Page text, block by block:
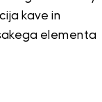
kave in
elementa